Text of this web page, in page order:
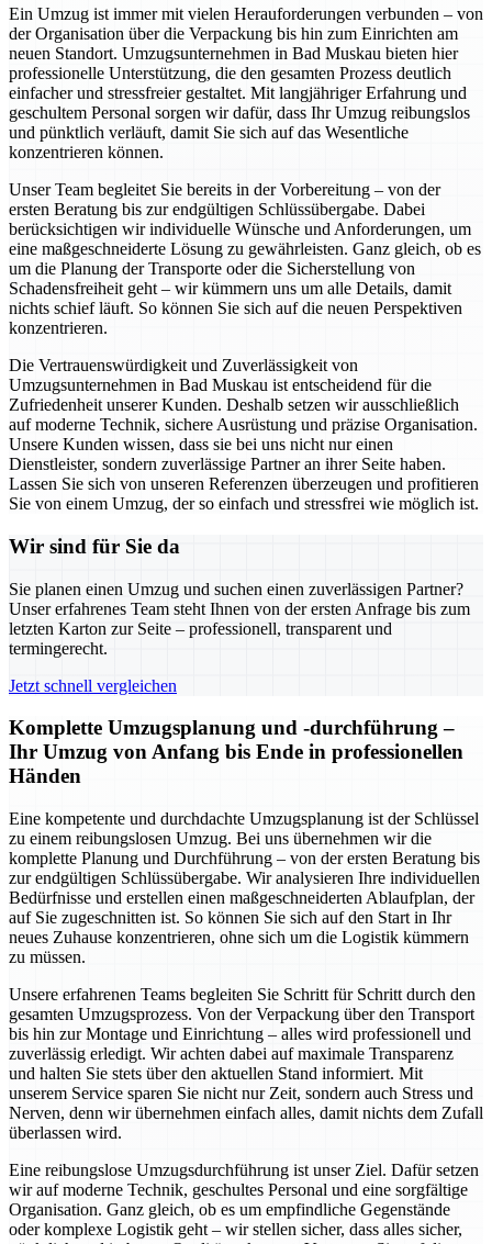
Ein Umzug ist immer mit vielen Herauforderungen verbunden – von
der Organisation über die Verpackung bis hin zum Einrichten am
neuen Standort. Umzugsunternehmen in Bad Muskau bieten hier
professionelle Unterstützung, die den gesamten Prozess deutlich
einfacher und stressfreier gestaltet. Mit langjähriger Erfahrung und
geschultem Personal sorgen wir dafür, dass Ihr Umzug reibungslos
und pünktlich verläuft, damit Sie sich auf das Wesentliche
konzentrieren können.
Unser Team begleitet Sie bereits in der Vorbereitung – von der
ersten Beratung bis zur endgültigen Schlüssübergabe. Dabei
berücksichtigen wir individuelle Wünsche und Anforderungen, um
eine maßgeschneiderte Lösung zu gewährleisten. Ganz gleich, ob es
um die Planung der Transporte oder die Sicherstellung von
Schadensfreiheit geht – wir kümmern uns um alle Details, damit
nichts schief läuft. So können Sie sich auf die neuen Perspektiven
konzentrieren.
Die Vertrauenswürdigkeit und Zuverlässigkeit von
Umzugsunternehmen in Bad Muskau ist entscheidend für die
Zufriedenheit unserer Kunden. Deshalb setzen wir ausschließlich
auf moderne Technik, sichere Ausrüstung und präzise Organisation.
Unsere Kunden wissen, dass sie bei uns nicht nur einen
Dienstleister, sondern zuverlässige Partner an ihrer Seite haben.
Lassen Sie sich von unseren Referenzen überzeugen und profitieren
Sie von einem Umzug, der so einfach und stressfrei wie möglich ist.
Wir sind für Sie da
Sie planen einen Umzug und suchen einen zuverlässigen Partner?
Unser erfahrenes Team steht Ihnen von der ersten Anfrage bis zum
letzten Karton zur Seite – professionell, transparent und
termingerecht.
Jetzt schnell vergleichen
Komplette Umzugsplanung und -durchführung –
Ihr Umzug von Anfang bis Ende in professionellen
Händen
Eine kompetente und durchdachte Umzugsplanung ist der Schlüssel
zu einem reibungslosen Umzug. Bei uns übernehmen wir die
komplette Planung und Durchführung – von der ersten Beratung bis
zur endgültigen Schlüssübergabe. Wir analysieren Ihre individuellen
Bedürfnisse und erstellen einen maßgeschneiderten Ablaufplan, der
auf Sie zugeschnitten ist. So können Sie sich auf den Start in Ihr
neues Zuhause konzentrieren, ohne sich um die Logistik kümmern
zu müssen.
Unsere erfahrenen Teams begleiten Sie Schritt für Schritt durch den
gesamten Umzugsprozess. Von der Verpackung über den Transport
bis hin zur Montage und Einrichtung – alles wird professionell und
zuverlässig erledigt. Wir achten dabei auf maximale Transparenz
und halten Sie stets über den aktuellen Stand informiert. Mit
unserem Service sparen Sie nicht nur Zeit, sondern auch Stress und
Nerven, denn wir übernehmen einfach alles, damit nichts dem Zufall
überlassen wird.
Eine reibungslose Umzugsdurchführung ist unser Ziel. Dafür setzen
wir auf moderne Technik, geschultes Personal und eine sorgfältige
Organisation. Ganz gleich, ob es um empfindliche Gegenstände
oder komplexe Logistik geht – wir stellen sicher, dass alles sicher,